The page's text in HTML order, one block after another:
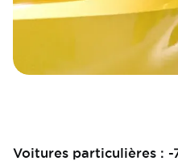
Voitures particulières : -